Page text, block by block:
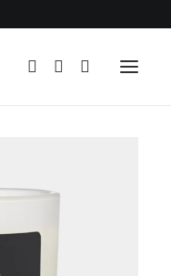
- 330 ml - Flowery